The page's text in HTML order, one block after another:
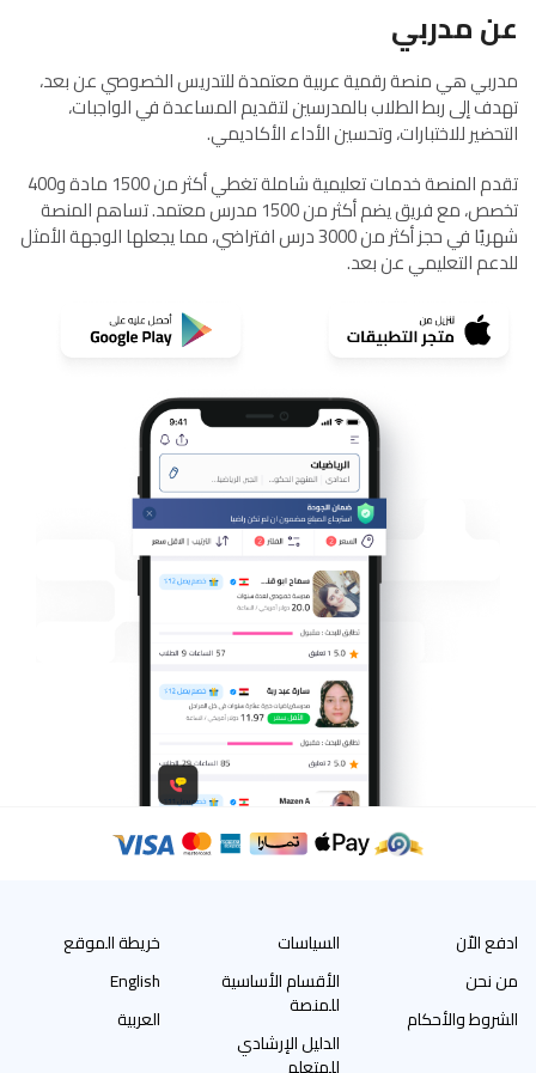
عن مدربي
مدربي هي منصة رقمية عربية معتمدة للتدريس الخصوصي عن بعد،
تهدف إلى ربط الطلاب بالمدرسين لتقديم المساعدة في الواجبات،
التحضير للاختبارات، وتحسين الأداء الأكاديمي.
تقدم المنصة خدمات تعليمية شاملة تغطي أكثر من 1500 مادة و400
تخصص، مع فريق يضم أكثر من 1500 مدرس معتمد. تساهم المنصة
شهريًا في حجز أكثر من 3000 درس افتراضي، مما يجعلها الوجهة الأمثل
للدعم التعليمي عن بعد.
ادفع الاّن
من نحن
الشروط والأحكام
السياسات
الأقسام الأساسية
للمنصة
الدليل الإرشادي
خريطة الموقع
English
العربية